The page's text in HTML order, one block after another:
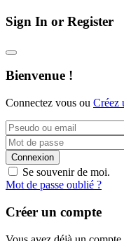
Sign In or Register
Bienvenue !
Connectez vous ou Créez
Connexion
Se souvenir de moi.
Mot de passe oublié ?
Créer un compte